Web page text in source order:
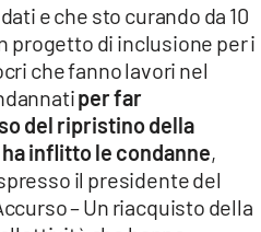
e che sto curando da 10
progetto di inclusione per i
che fanno lavori nel
per far
del ripristino della
inflitto le condanne,
il presidente del
– Un riacquisto della